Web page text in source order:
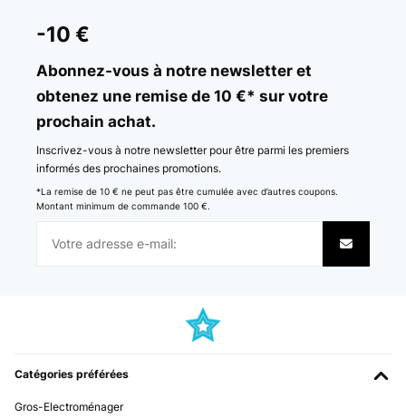
-10 €
Abonnez-vous à notre newsletter et
obtenez une remise de 10 €* sur votre
prochain achat.
Inscrivez-vous à notre newsletter pour être parmi les premiers
informés des prochaines promotions.
*La remise de 10 € ne peut pas être cumulée avec d’autres coupons.
Montant minimum de commande 100 €.
Catégories préférées
Gros-Electroménager